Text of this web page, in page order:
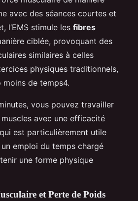
avec des séances courtes et
l’EMS stimule les fibres
ciblée, provoquant des
similaires à celles
physiques traditionnels,
moins de temps4.
vous pouvez travailler
muscles avec une efficacité
est particulièrement utile
emploi du temps chargé
une forme physique
et Perte de Poids